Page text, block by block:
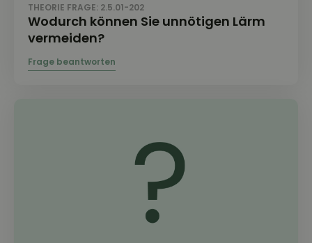
THEORIE FRAGE: 2.5.01-202
Wodurch können Sie unnötigen Lärm
vermeiden?